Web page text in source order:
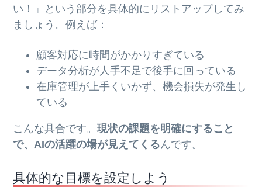
い！」という部分を具体的にリストアップしてみ
ましょう。例えば：
顧客対応に時間がかかりすぎている
データ分析が人手不足で後手に回っている
在庫管理が上手くいかず、機会損失が発生し
ている
こんな具合です。現状の課題を明確にすること
で、AIの活躍の場が見えてくるんです。
具体的な目標を設定しよう